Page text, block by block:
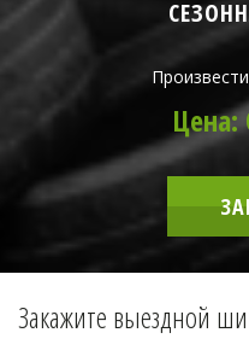
Закажите выездной